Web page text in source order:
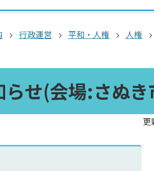
行政運営 平和・人権 人権
せ(会場:さぬき
更